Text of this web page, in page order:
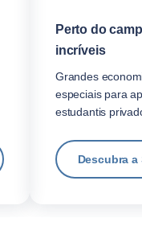
Perto do
incríveis
Grandes
especiais para
estudantis
Descubra